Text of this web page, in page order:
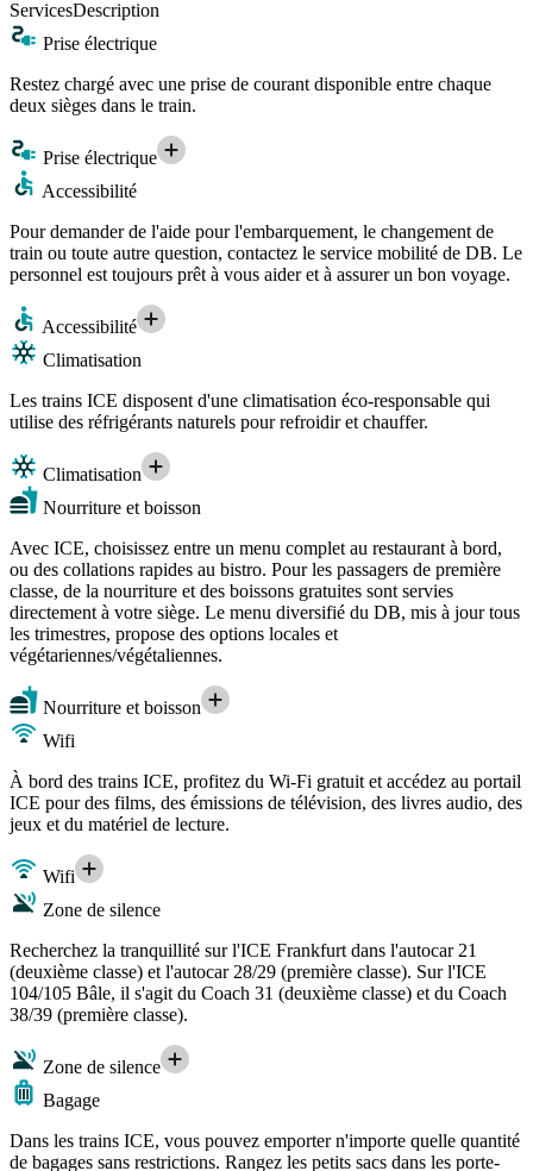
ServicesDescription
Prise électrique
Restez chargé avec une prise de courant disponible entre chaque
deux sièges dans le train.
Prise électrique
Accessibilité
Pour demander de l'aide pour l'embarquement, le changement de
train ou toute autre question, contactez le service mobilité de DB. Le
personnel est toujours prêt à vous aider et à assurer un bon voyage.
Accessibilité
Climatisation
Les trains ICE disposent d'une climatisation éco-responsable qui
utilise des réfrigérants naturels pour refroidir et chauffer.
Climatisation
Nourriture et boisson
Avec ICE, choisissez entre un menu complet au restaurant à bord,
ou des collations rapides au bistro. Pour les passagers de première
classe, de la nourriture et des boissons gratuites sont servies
directement à votre siège. Le menu diversifié du DB, mis à jour tous
les trimestres, propose des options locales et
végétariennes/végétaliennes.
Nourriture et boisson
Wifi
À bord des trains ICE, profitez du Wi-Fi gratuit et accédez au portail
ICE pour des films, des émissions de télévision, des livres audio, des
jeux et du matériel de lecture.
Wifi
Zone de silence
Recherchez la tranquillité sur l'ICE Frankfurt dans l'autocar 21
(deuxième classe) et l'autocar 28/29 (première classe). Sur l'ICE
104/105 Bâle, il s'agit du Coach 31 (deuxième classe) et du Coach
38/39 (première classe).
Zone de silence
Bagage
Dans les trains ICE, vous pouvez emporter n'importe quelle quantité
de bagages sans restrictions. Rangez les petits sacs dans les porte-